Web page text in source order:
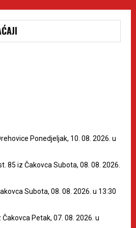
Ponedjeljak, 10. 08. 2026. u
85 iz Čakovca Subota, 08. 08. 2026.
Subota, 08. 08. 2026. u 13:30
Čakovca Petak, 07. 08. 2026. u